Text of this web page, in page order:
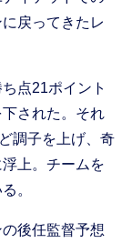
戻ってきたレ
点21ポイント
された。それ
調子を上げ、奇
上。チームを
。
後任監督予想